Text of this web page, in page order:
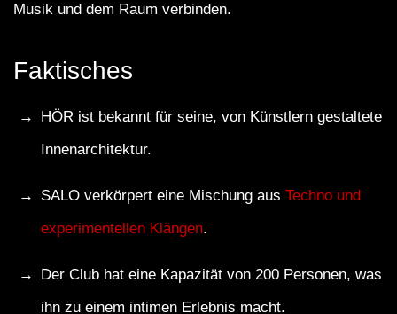
Musik und dem Raum verbinden.
Faktisches
HÖR ist bekannt für seine, von Künstlern gestaltete
Innenarchitektur.
SALO verkörpert eine Mischung ausTechno und
experimentellen Klängen.
Der Club hat eine Kapazität von 200 Personen, was
ihn zu einem intimen Erlebnis macht.